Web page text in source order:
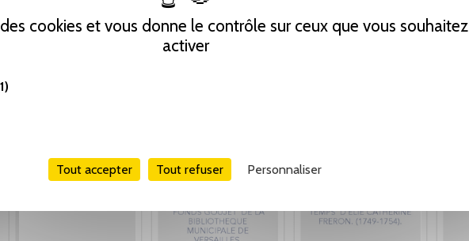
cookies et vous donne le contrôle sur ceux que vous souhaitez
activer
Tout accepter Tout refuser Personnaliser